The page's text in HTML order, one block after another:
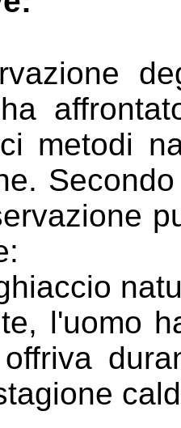
metodi
l'uomo